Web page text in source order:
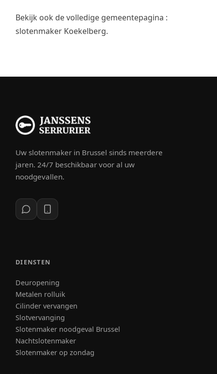
Bekijk ook de volledige gemeentepagina :
slotenmaker Koekelberg.
Uw slotenmaker in Brussel sinds meerdere
jaren. 24/7 beschikbaar voor al uw
noodgevallen.
DIENSTEN
Deuropening
Metalen rolluik
Cilinder vervangen
Slotvervanging
Slotenmaker noodgeval Brussel
Nachtslotenmaker
Slotenmaker op zondag